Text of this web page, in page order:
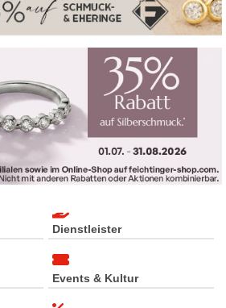
Dienstleister
Events & Kultur